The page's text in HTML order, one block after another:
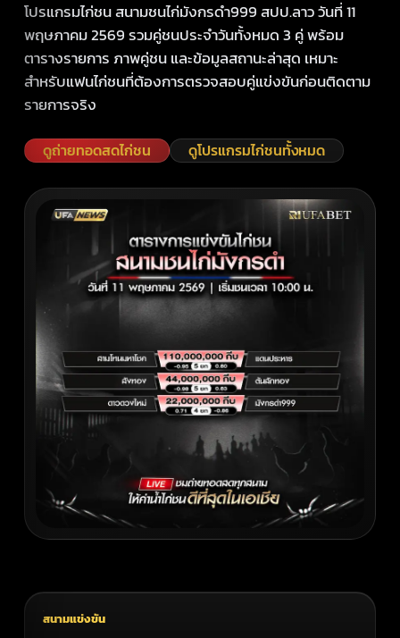
โปรแกรมไก่ชน สนามชนไก่มังกรดำ999 สปป.ลาว วันที่ 11
พฤษภาคม 2569 รวมคู่ชนประจำวันทั้งหมด 3 คู่ พร้อม
ตารางรายการ ภาพคู่ชน และข้อมูลสถานะล่าสุด เหมาะ
สำหรับแฟนไก่ชนที่ต้องการตรวจสอบคู่แข่งขันก่อนติดตาม
รายการจริง
ดูถ่ายทอดสดไก่ชน ดูโปรแกรมไก่ชนทั้งหมด
สนามแข่งขัน